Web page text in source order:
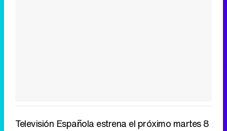
Televisión Española estrena el próximo martes 8